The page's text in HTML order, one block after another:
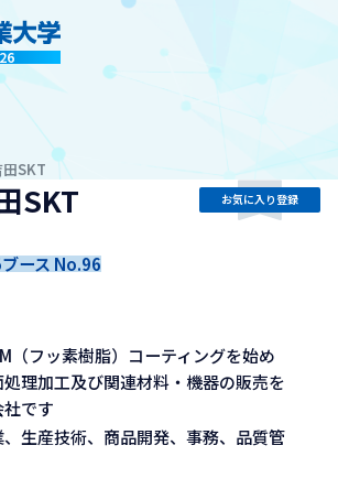
SKT
SKT
ブース No.96
お気に入り登録
（フッ素樹脂）コーティングを始め
処理加工及び関連材料・機器の販売を
社です
生産技術、商品開発、事務、品質管